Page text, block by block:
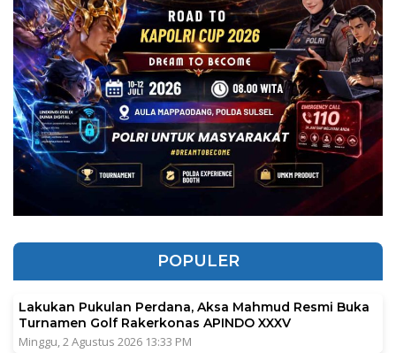
POPULER
Lakukan Pukulan Perdana, Aksa Mahmud Resmi Buka
Turnamen Golf Rakerkonas APINDO XXXV
Minggu, 2 Agustus 2026 13:33 PM